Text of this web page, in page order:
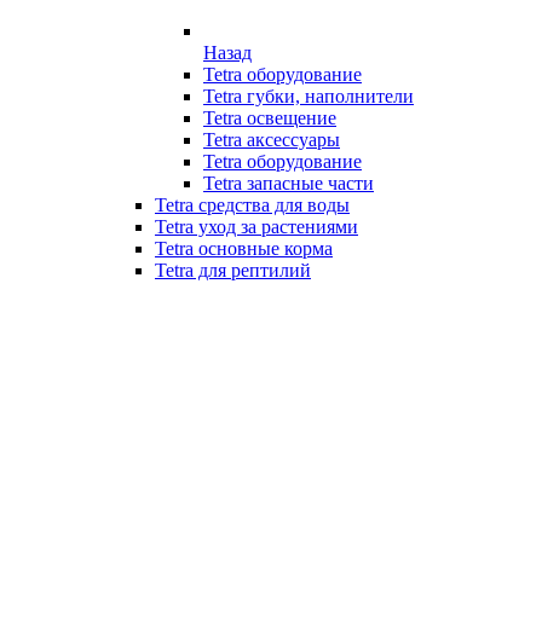
Назад
Tetra оборудование
Tetra губки, наполнители
Tetra освещение
Tetra аксессуары
Tetra оборудование
Tetra запасные части
Tetra средства для воды
Tetra уход за растениями
Tetra основные корма
Tetra для рептилий